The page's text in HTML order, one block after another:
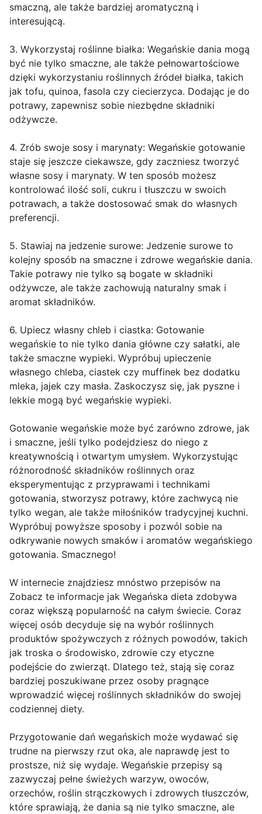
smaczną, ale także bardziej aromatyczną i
interesującą.
3. Wykorzystaj roślinne białka: Wegańskie dania mogą
być nie tylko smaczne, ale także pełnowartościowe
dzięki wykorzystaniu roślinnych źródeł białka, takich
jak tofu, quinoa, fasola czy ciecierzyca. Dodając je do
potrawy, zapewnisz sobie niezbędne składniki
odżywcze.
4. Zrób swoje sosy i marynaty: Wegańskie gotowanie
staje się jeszcze ciekawsze, gdy zaczniesz tworzyć
własne sosy i marynaty. W ten sposób możesz
kontrolować ilość soli, cukru i tłuszczu w swoich
potrawach, a także dostosować smak do własnych
preferencji.
5. Stawiaj na jedzenie surowe: Jedzenie surowe to
kolejny sposób na smaczne i zdrowe wegańskie dania.
Takie potrawy nie tylko są bogate w składniki
odżywcze, ale także zachowują naturalny smak i
aromat składników.
6. Upiecz własny chleb i ciastka: Gotowanie
wegańskie to nie tylko dania główne czy sałatki, ale
także smaczne wypieki. Wypróbuj upieczenie
własnego chleba, ciastek czy muffinek bez dodatku
mleka, jajek czy masła. Zaskoczysz się, jak pyszne i
lekkie mogą być wegańskie wypieki.
Gotowanie wegańskie może być zarówno zdrowe, jak
i smaczne, jeśli tylko podejdziesz do niego z
kreatywnością i otwartym umysłem. Wykorzystując
różnorodność składników roślinnych oraz
eksperymentując z przyprawami i technikami
gotowania, stworzysz potrawy, które zachwycą nie
tylko wegan, ale także miłośników tradycyjnej kuchni.
Wypróbuj powyższe sposoby i pozwól sobie na
odkrywanie nowych smaków i aromatów wegańskiego
gotowania. Smacznego!
W internecie znajdziesz mnóstwo przepisów na
Zobacz te informacje jak Wegańska dieta zdobywa
coraz większą popularność na całym świecie. Coraz
więcej osób decyduje się na wybór roślinnych
produktów spożywczych z różnych powodów, takich
jak troska o środowisko, zdrowie czy etyczne
podejście do zwierząt. Dlatego też, stają się coraz
bardziej poszukiwane przez osoby pragnące
wprowadzić więcej roślinnych składników do swojej
codziennej diety.
Przygotowanie dań wegańskich może wydawać się
trudne na pierwszy rzut oka, ale naprawdę jest to
prostsze, niż się wydaje. Wegańskie przepisy są
zazwyczaj pełne świeżych warzyw, owoców,
orzechów, roślin strączkowych i zdrowych tłuszczów,
które sprawiają, że dania są nie tylko smaczne, ale